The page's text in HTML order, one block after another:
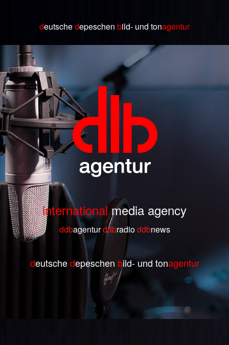
deutschedepeschen bild- und tonagentur
internationalmedia agency
ddbagenturddbradioddbnews
deutschedepeschen bild- und tonagentur